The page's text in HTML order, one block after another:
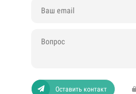
Оставить контакт